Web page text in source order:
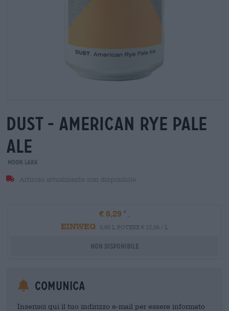
dust - american rye pale
ale
Moon Lark
Articolo attualmente non disponibile
€ 6,29
EINWEG
0,50 L POTERE € 12,06 / L
Non disponibile
Comunica
Inserisci qui il tuo indirizzo e-mail per essere informato